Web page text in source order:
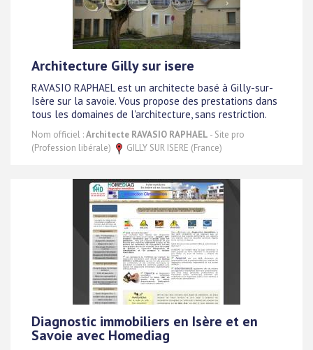
Architecture Gilly sur isere
RAVASIO RAPHAEL est un architecte basé à Gilly-sur-
Isère sur la savoie. Vous propose des prestations dans
tous les domaines de l'architecture, sans restriction.
Nom officiel :Architecte RAVASIO RAPHAEL - Site pro
(Profession libérale)
GILLY SUR ISERE (France)
Diagnostic immobiliers en Isère et en
Savoie avec Homediag